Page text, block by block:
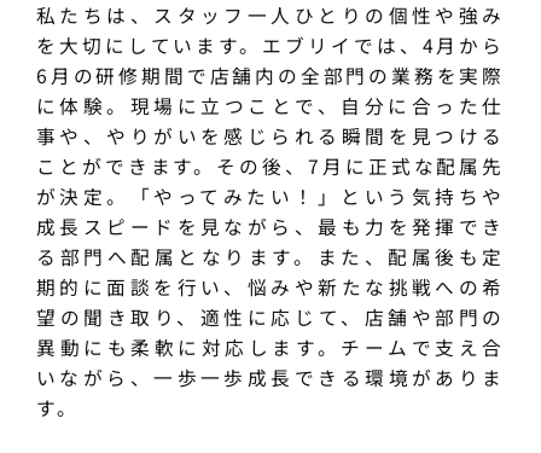
私たちは、スタッフ一人ひとりの個性や強み
を大切にしています。エブリイでは、4月から
6月の研修期間で店舗内の全部門の業務を実際
に体験。現場に立つことで、自分に合った仕
事や、やりがいを感じられる瞬間を見つける
ことができます。その後、7月に正式な配属先
が決定。「やってみたい！」という気持ちや
成長スピードを見ながら、最も力を発揮でき
る部門へ配属となります。また、配属後も定
期的に面談を行い、悩みや新たな挑戦への希
望の聞き取り、適性に応じて、店舗や部門の
異動にも柔軟に対応します。チームで支え合
いながら、一歩一歩成長できる環境がありま
す。